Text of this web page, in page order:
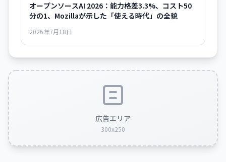
オープンソースAI 2026：能力格差3.3%、コスト50
分の1、Mozillaが示した「使える時代」の全貌
2026年7月18日
広告エリア
300x250